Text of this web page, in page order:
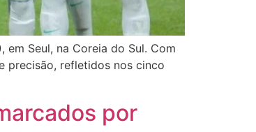
Seul, na Coreia do Sul. Com
precisão, refletidos nos cinco
por